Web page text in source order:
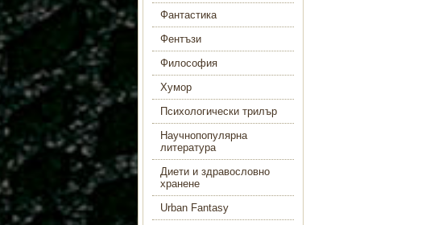
Фантастика
Фентъзи
Философия
Хумор
Психологически трилър
Научнопопулярна
литература
Диети и здравословно
хранене
Urban Fantasy